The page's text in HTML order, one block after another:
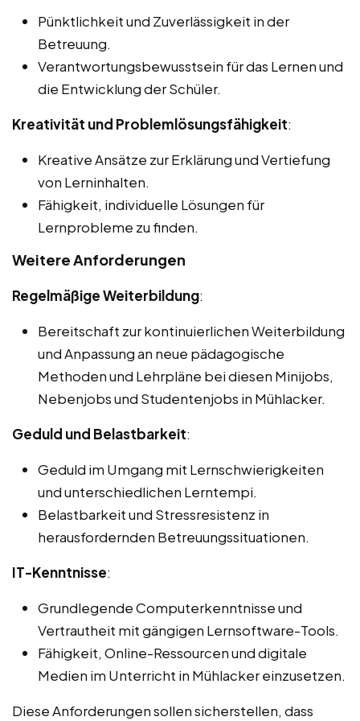
Pünktlichkeit und Zuverlässigkeit in der
Betreuung.
Verantwortungsbewusstsein für das Lernen und
die Entwicklung der Schüler.
Kreativität und Problemlösungsfähigkeit:
Kreative Ansätze zur Erklärung und Vertiefung
von Lerninhalten.
Fähigkeit, individuelle Lösungen für
Lernprobleme zu finden.
Weitere Anforderungen
Regelmäßige Weiterbildung:
Bereitschaft zur kontinuierlichen Weiterbildung
und Anpassung an neue pädagogische
Methoden und Lehrpläne bei diesen Minijobs,
Nebenjobs und Studentenjobs in Mühlacker.
Geduld und Belastbarkeit:
Geduld im Umgang mit Lernschwierigkeiten
und unterschiedlichen Lerntempi.
Belastbarkeit und Stressresistenz in
herausfordernden Betreuungssituationen.
IT-Kenntnisse:
Grundlegende Computerkenntnisse und
Vertrautheit mit gängigen Lernsoftware-Tools.
Fähigkeit, Online-Ressourcen und digitale
Medien im Unterricht in Mühlacker einzusetzen.
Diese Anforderungen sollen sicherstellen, dass